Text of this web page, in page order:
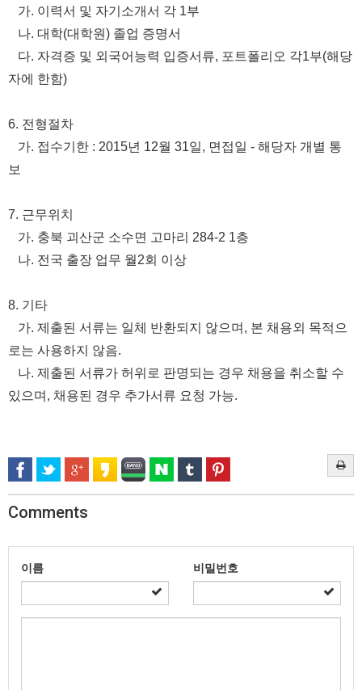
가. 이력서 및 자기소개서 각 1부
나. 대학(대학원) 졸업 증명서
다. 자격증 및 외국어능력 입증서류, 포트폴리오 각1부(해당
자에 한함)
6. 전형절차
가. 접수기한 : 2015년 12월 31일, 면접일 - 해당자 개별 통
보
7. 근무위치
가. 충북 괴산군 소수면 고마리 284-2 1층
나. 전국 출장 업무 월2회 이상
8. 기타
가. 제출된 서류는 일체 반환되지 않으며, 본 채용외 목적으
로는 사용하지 않음.
나. 제출된 서류가 허위로 판명되는 경우 채용을 취소할 수
있으며, 채용된 경우 추가서류 요청 가능.
Comments
이름 비밀번호